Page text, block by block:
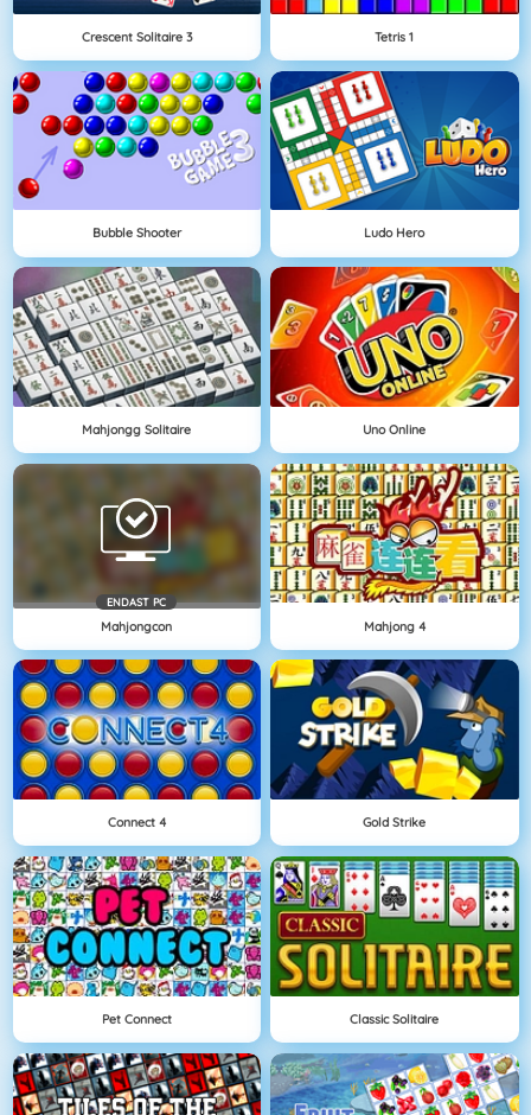
Crescent Solitaire 3 Tetris 1
Bubble Shooter Ludo Hero
Mahjongg Solitaire Uno Online
ENDAST PC
Mahjongcon Mahjong 4
Connect 4 Gold Strike
Pet Connect Classic Solitaire